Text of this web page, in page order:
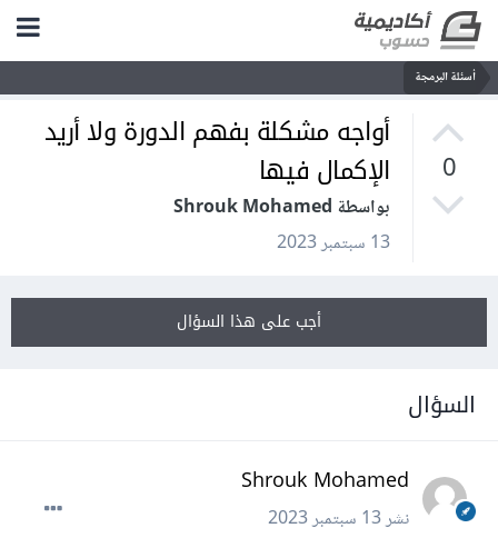
أسئلة البرمجة
0
أواجه مشكلة بفهم الدورة ولا أريد
الإكمال فيها
بواسطة Shrouk Mohamed
13 سبتمبر 2023
أجب على هذا السؤال
السؤال
Shrouk Mohamed
نشر13 سبتمبر 2023